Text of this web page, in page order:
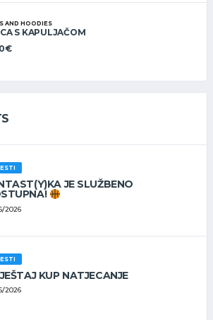
AND HOODIES
S KAPULJAČOM
€
JE SLUŽBENO
2026
KUP NATJECANJE
2026